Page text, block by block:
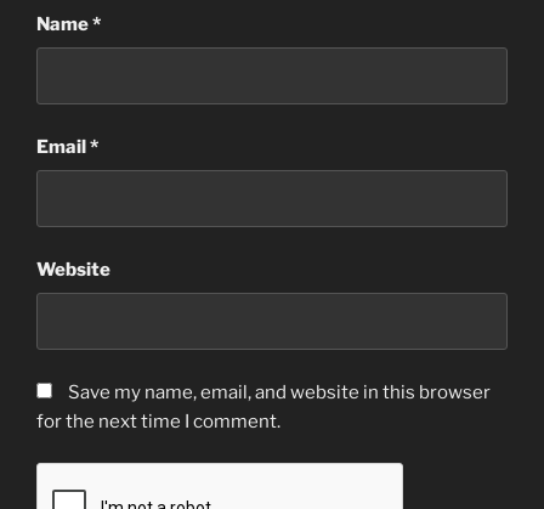
Name*
Email*
Website
Save my name, email, and website in this browser
for the next time I comment.